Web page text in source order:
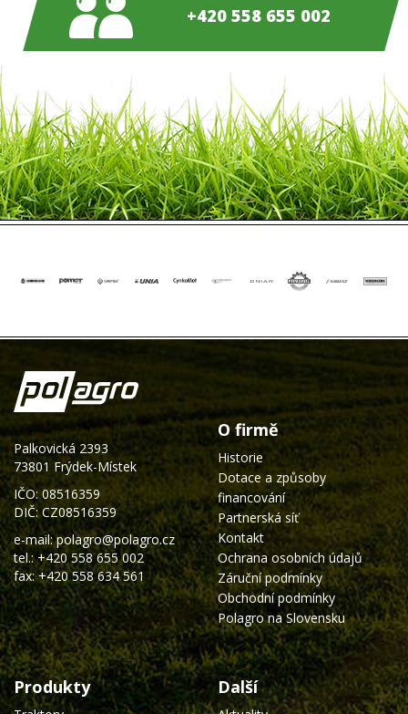
+420 558 655 002
Palkovická 2393
73801 Frýdek-Místek
IČO: 08516359
DIČ: CZ08516359
e-mail:polagro@polagro.cz
tel.:+420 558 655 002
fax: +420 558 634 561
O firmě
Historie
Dotace a způsoby
financování
Partnerská síť
Kontakt
Ochrana osobních údajů
Záruční podmínky
Obchodní podmínky
Polagro na Slovensku
Produkty Další